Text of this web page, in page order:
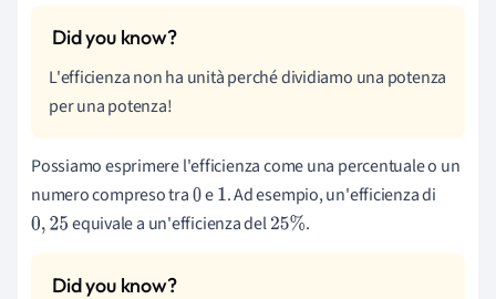
L'efficienza non ha unità perché dividiamo una potenza
per una potenza!
Possiamo esprimere l'efficienza come una percentuale o un
numero compreso tra0e1. Ad esempio, un'efficienza di
0,25 equivale a un'efficienza del25% .